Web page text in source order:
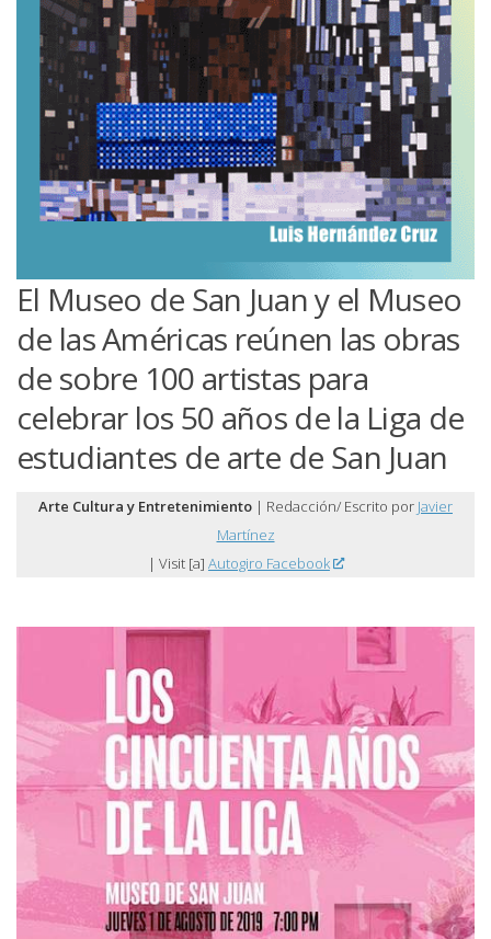
El Museo de San Juan y el Museo
de las Américas reúnen las obras
de sobre 100 artistas para
celebrar los 50 años de la Liga de
estudiantes de arte de San Juan
Arte Cultura y Entretenimiento | Redacción/ Escrito por Javier
Martínez
| Visit [a] Autogiro Facebook